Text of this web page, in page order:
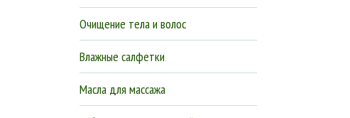
Очищение тела и волос
Влажные салфетки
Масла для массажа